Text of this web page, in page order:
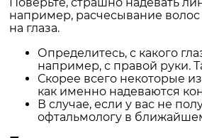
например, расчесывание
на глаза.
Определитесь, с какого
например, с правой руки.
Скорее всего некоторые
как именно надеваются
В случае, если у вас не
офтальмологу в